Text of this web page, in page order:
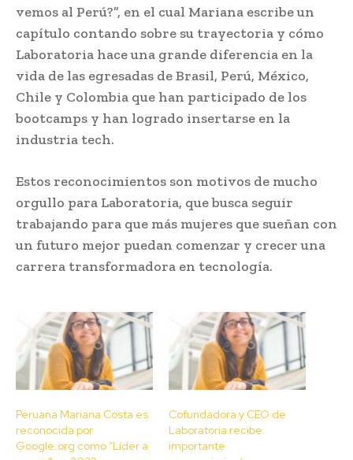
vemos al Perú?”, en el cual Mariana escribe un
capítulo contando sobre su trayectoria y cómo
Laboratoria hace una grande diferencia en la
vida de las egresadas de Brasil, Perú, México,
Chile y Colombia que han participado de los
bootcamps y han logrado insertarse en la
industria tech.
Estos reconocimientos son motivos de mucho
orgullo para Laboratoria, que busca seguir
trabajando para que más mujeres que sueñan con
un futuro mejor puedan comenzar y crecer una
carrera transformadora en tecnología.
Peruana Mariana Costa es
reconocida por
Google.org como “Líder a
Cofundadora y CEO de
Laboratoria recibe
importante